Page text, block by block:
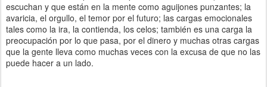
escuchan y que están en la mente como aguijones punzantes; la
avaricia, el orgullo, el temor por el futuro; las cargas emocionales
tales como la ira, la contienda, los celos; también es una carga la
preocupación por lo que pasa, por el dinero y muchas otras cargas
que la gente lleva como muchas veces con la excusa de que no las
puede hacer a un lado.